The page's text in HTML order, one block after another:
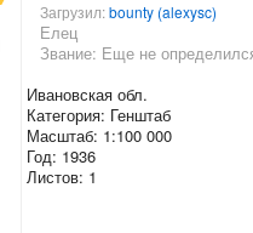
Загрузил:bounty (alexysc)
Елец
Звание: Еще не
Ивановская обл.
Категория: Генштаб
Масштаб: 1:100 000
Год: 1936
Листов: 1